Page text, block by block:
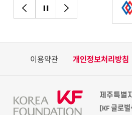
이전으로정지
이용약관 개인정보처리방침
제주특별
[KF 글로